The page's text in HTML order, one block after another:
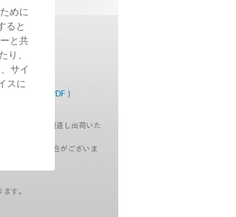
）～
細スペック（PDF）
海外工場で製造し出荷いた
をいただく場合がございま
ます。
めに
ると
と共
り、
サイ
スに